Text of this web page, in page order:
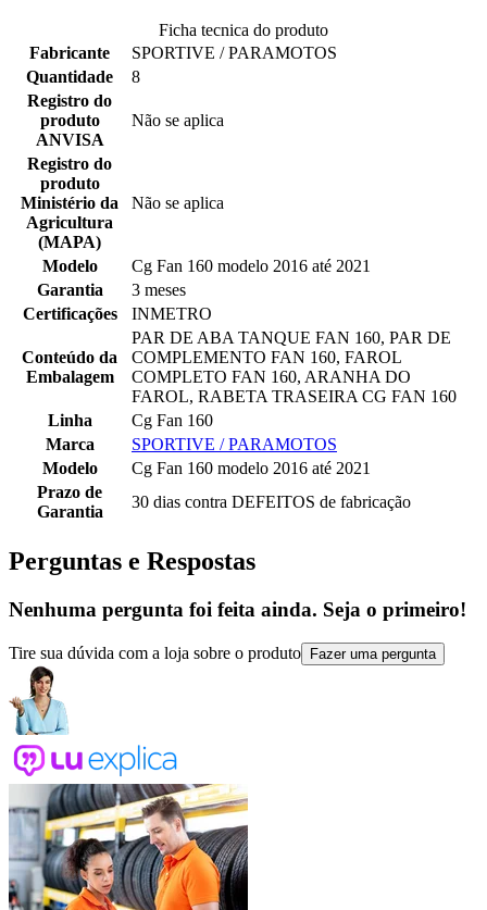
Ficha tecnica do produto
Fabricante
SPORTIVE / PARAMOTOS
Quantidade
8
Registro do
produto
ANVISA
Não se aplica
Registro do
produto
Ministério da
Agricultura
(MAPA)
Não se aplica
Modelo
Cg Fan 160 modelo 2016 até 2021
Garantia
3 meses
Certificações
INMETRO
Conteúdo da
Embalagem
PAR DE ABA TANQUE FAN 160, PAR DE
COMPLEMENTO FAN 160, FAROL
COMPLETO FAN 160, ARANHA DO
FAROL, RABETA TRASEIRA CG FAN 160
Linha
Cg Fan 160
Marca
SPORTIVE / PARAMOTOS
Modelo
Cg Fan 160 modelo 2016 até 2021
Prazo de
Garantia
30 dias contra DEFEITOS de fabricação
Perguntas e Respostas
Nenhuma pergunta foi feita ainda. Seja o primeiro!
Tire sua dúvida com a loja sobre o produto Fazer uma pergunta